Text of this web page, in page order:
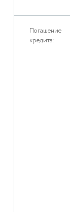
Погашение
кредита: